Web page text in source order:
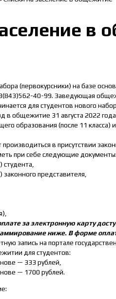
в
(первокурсники) на базе
8(843)562-40-99. Заведующая
для студентов нового
в общежитие 31 августа 2022
образования (после 11
в присутствии
при себе следующие документы:
студента,
законного представителя,
за электронную карту
ниже. В форме
запись на портале
для студентов:
— 333 рублей,
— 1700 рублей.